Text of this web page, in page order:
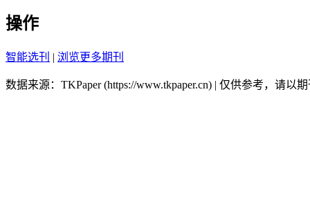
操作
智能选刊 | 浏览更多期刊
数据来源：TKPaper (https://www.tkpaper.cn) | 仅供参考，请以